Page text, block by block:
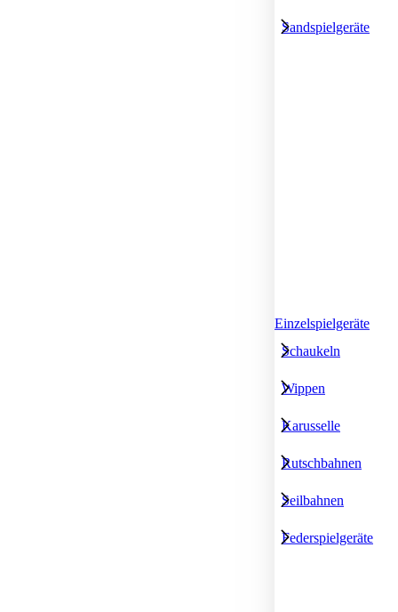
Sandspielgeräte
Einzelspielgeräte
Schaukeln
Wippen
Karusselle
Rutschbahnen
Seilbahnen
Federspielgeräte